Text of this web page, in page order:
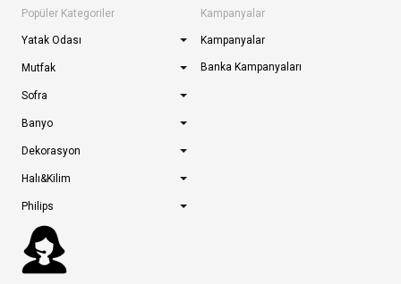
Popüler Kategoriler
Yatak Odası
Mutfak
Sofra
Banyo
Dekorasyon
Halı&Kilim
Philips
Kampanyalar
Kampanyalar
Banka Kampanyaları